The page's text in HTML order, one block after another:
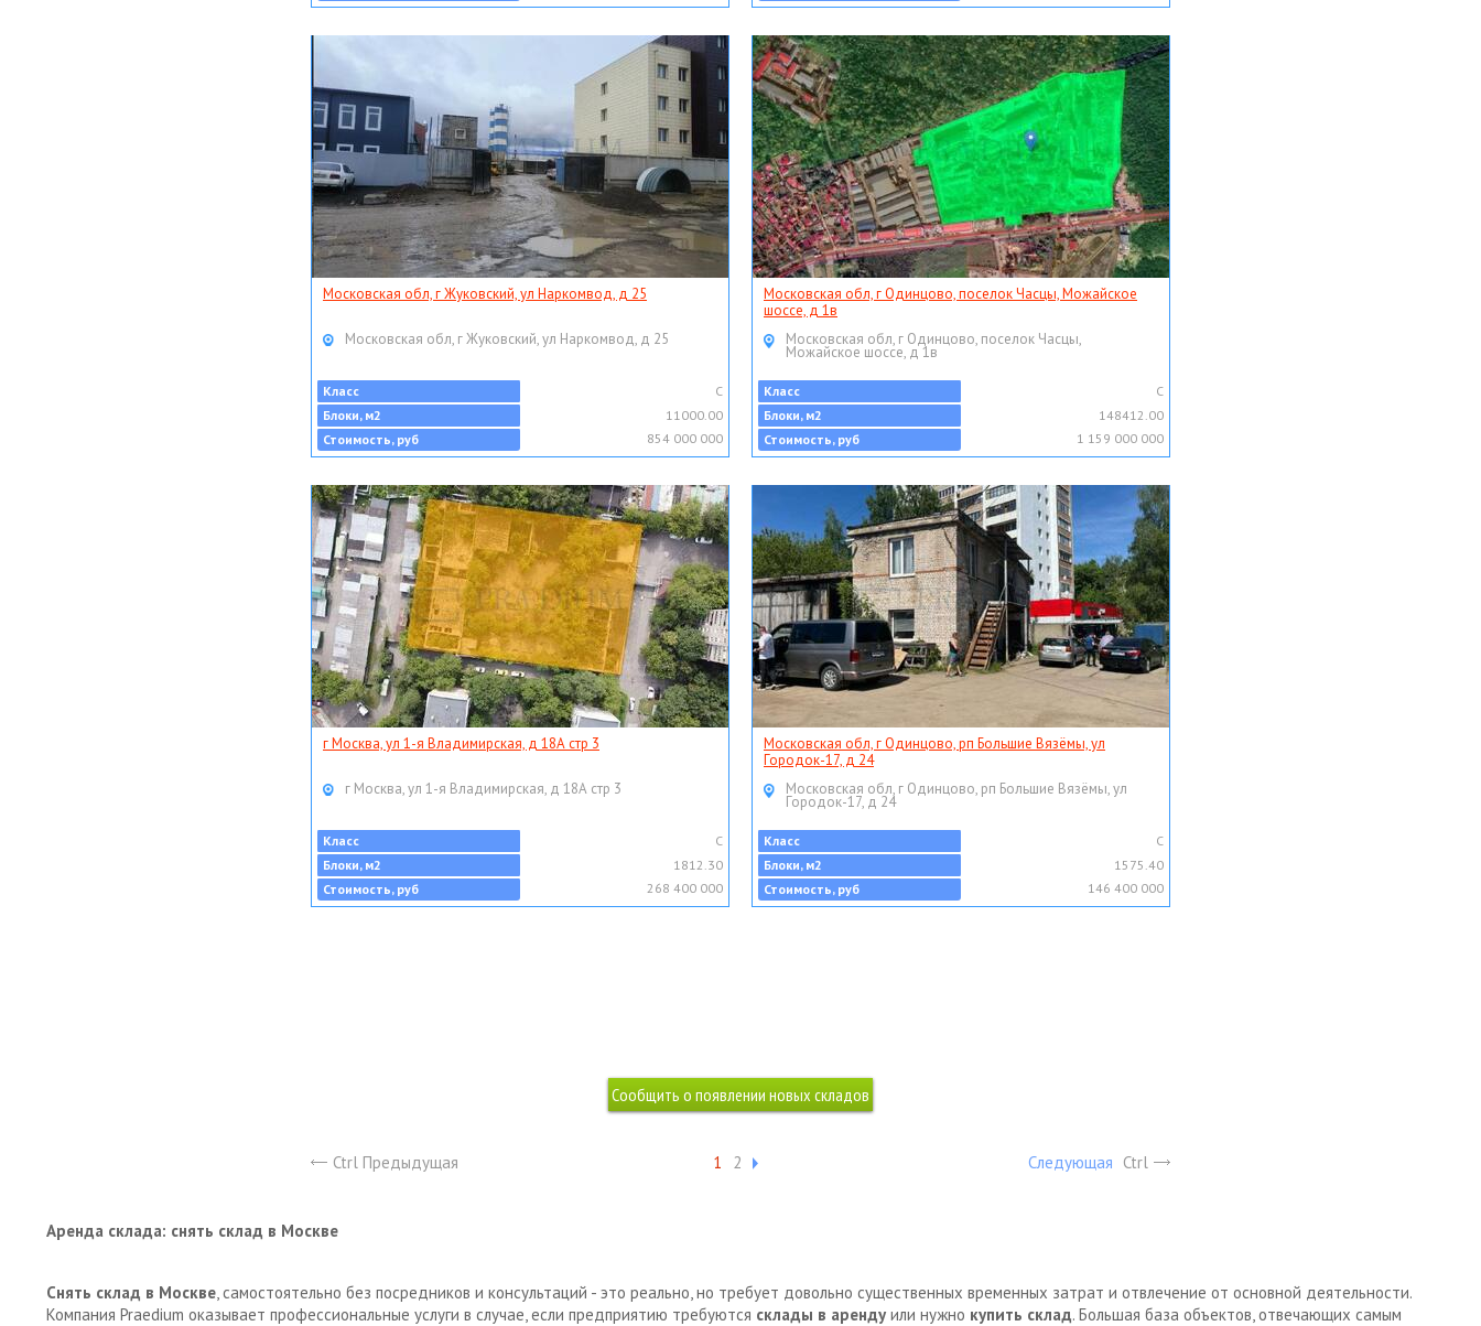
Московская обл, г Жуковский, ул Наркомвод, д 25
Московская обл, г Жуковский, ул Наркомвод, д 25
Класс
C
Блоки, м2
11000.00
Стоимость, руб
854 000 000
Московская обл, г Одинцово, поселок Часцы, Можайское
шоссе, д 1в
Московская обл, г Одинцово, поселок Часцы,
Можайское шоссе, д 1в
Класс
C
Блоки, м2
148412.00
Стоимость, руб
1 159 000 000
г Москва, ул 1-я Владимирская, д 18А стр 3
г Москва, ул 1-я Владимирская, д 18А стр 3
Класс
C
Блоки, м2
1812.30
Стоимость, руб
268 400 000
Московская обл, г Одинцово, рп Большие Вязёмы, ул
Городок-17, д 24
Московская обл, г Одинцово, рп Большие Вязёмы, ул
Городок-17, д 24
Класс
C
Блоки, м2
1575.40
Стоимость, руб
146 400 000
Ctrl Предыдущая 1 2 Следующая Ctrl
Аренда склада: снять склад в Москве
Снять склад в Москве, самостоятельно без посредников и консультаций - это реально, но требует довольно существенных временных затрат и отвлечение от основной деятельности.
Компания Praedium оказывает профессиональные услуги в случае, если предприятию требуются склады в аренду или нужно купить склад. Большая база объектов, отвечающих самым